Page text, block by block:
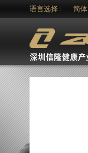
语言选择 : 简体